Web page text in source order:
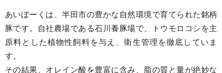
あいぽーくは、半田市の豊かな自然環境で育てられた銘柄
豚です。自社農場である石川養豚場で、トウモロコシを主
原料とした植物性飼料を与え、衛生管理を徹底していま
す。
その結果、オレイン酸を豊富に含み、脂の質と量が絶妙な